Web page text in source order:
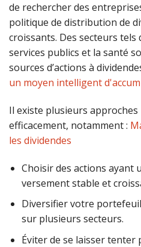
de rechercher des
politique de distribution de
croissants. Des secteurs tels
services publics et la santé
sources d’actions à
un moyen intelligent
Il existe plusieurs
efficacement, notamment :
les dividendes
Choisir des actions ayant
versement stable et
Diversifier votre
sur plusieurs secteurs.
Éviter de se laisser tenter